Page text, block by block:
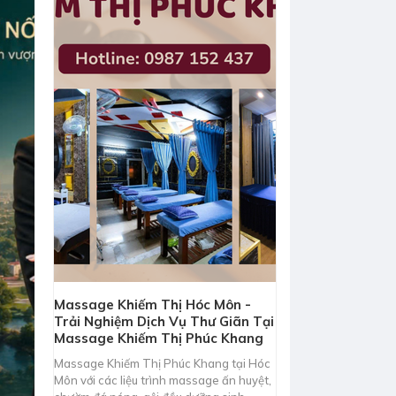
Massage Khiếm Thị Hóc Môn -
Trải Nghiệm Dịch Vụ Thư Giãn Tại
Massage Khiếm Thị Phúc Khang
Massage Khiếm Thị Phúc Khang tại Hóc
Môn với các liệu trình massage ấn huyệt,